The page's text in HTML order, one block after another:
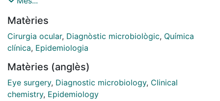
controles de calidad han sufrido modificaciones y
cambios en los últimos años. HIPÓTESIS: Existe un
cambio de tendencias en las indicaciones y
y tratamiento de la patología de la córnea y superficie
ocular. Asimismo, se considera que el control de la
calidad de estos biosustitutos es de suma importancia
Matèries
Cirurgia ocular, Diagnòstic microbiològic, Química
clínica, Epidemiologia
Matèries (anglès)
Eye surgery, Diagnostic microbiology, Clinical
chemistry, Epidemiology